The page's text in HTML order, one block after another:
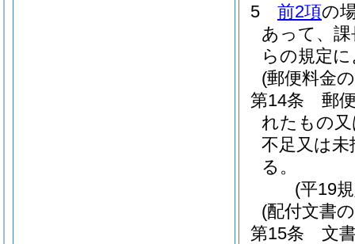
5
前2項の
あって、
らの規定
(郵便料金
第14条
郵
れたもの
不足又は
る。
(平19
(配付文書
第15条
文